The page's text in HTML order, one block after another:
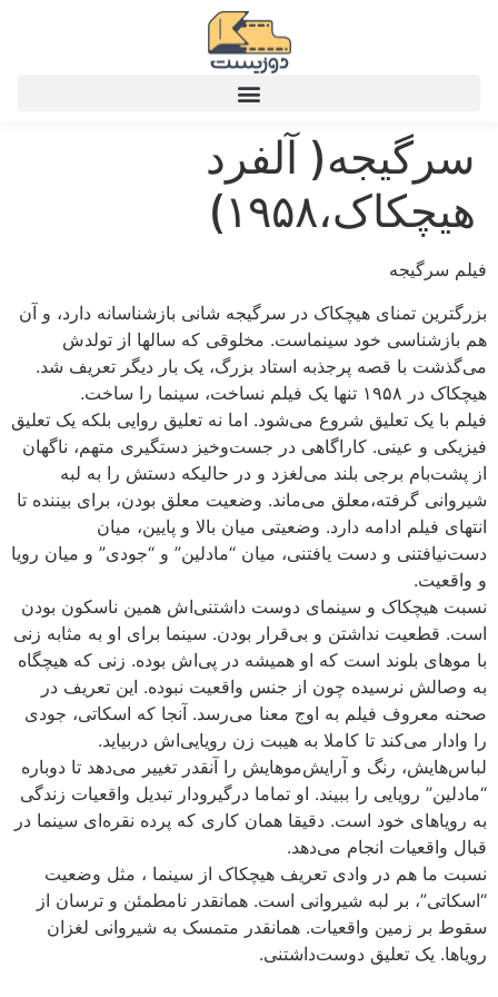
سرگیجه( آلفرد
هیچکاک،۱۹۵۸)
فیلم سرگیجه
بزرگترین تمنای هیچکاک در سرگیجه شانی بازشناسانه دارد، و آن
هم بازشناسی خود سینماست. مخلوقی که سالها از تولدش
می‌گذشت با قصه پرجذبه استاد بزرگ، یک بار دیگر تعریف شد.
هیچکاک در ۱۹۵۸ تنها یک فیلم نساخت، سینما را ساخت.
فیلم با یک تعلیق شروع می‌شود. اما نه تعلیق روایی بلکه یک تعلیق
فیزیکی و عینی. کاراگاهی در جست‌وخیز دستگیری متهم، ناگهان
از پشت‌بام برجی بلند می‌لغزد و در حالیکه دستش را به لبه
شیروانی گرفته،معلق می‌ماند. وضعیت معلق بودن، برای بیننده تا
انتهای فیلم ادامه دارد. وضعیتی میان بالا و پایین، میان
دست‌نیافتنی و دست یافتنی، میان “مادلین” و “جودی” و میان رویا
و واقعیت.
نسبت هیچکاک و سینمای دوست داشتنی‌اش همین ناسکون بودن
است. قطعیت نداشتن و بی‌قرار بودن. سینما برای او به مثابه زنی
با موهای بلوند است که او همیشه در پی‌اش بوده. زنی که هیچگاه
به وصالش نرسیده چون از جنس واقعیت نبوده. این تعریف در
صحنه معروف فیلم به اوج معنا می‌رسد. آنجا که اسکاتی، جودی
را وادار می‌کند تا کاملا به هیبت زن رویایی‌اش دربیاید.
لباس‌هایش، رنگ و آرایش‌موهایش را آنقدر تغییر می‌دهد تا دوباره
“مادلین” رویایی را ببیند. او تماما درگیرودار تبدیل واقعیات زندگی
به رویاهای خود است. دقیقا همان کاری که پرده نقره‌ای سینما در
قبال واقعیات انجام می‌دهد.
نسبت ما هم در وادی تعریف هیچکاک از سینما ، مثل وضعیت
“اسکاتی”، بر لبه شیروانی است. همانقدر نامطمئن و ترسان از
سقوط بر زمین واقعیات. همانقدر متمسک به شیروانی لغزان
رویاها. یک تعلیق دوست‌داشتنی.